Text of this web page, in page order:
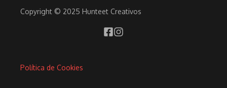
Copyright © 2025 Hunteet Creativos
Política de Cookies